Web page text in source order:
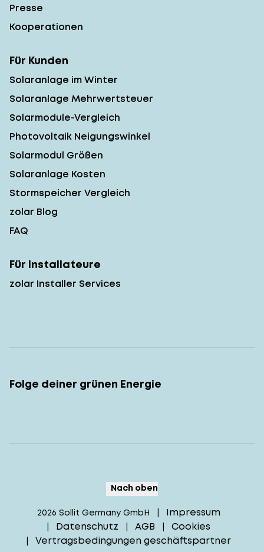
Presse
Kooperationen
Für Kunden
Solaranlage im Winter
Solaranlage Mehrwertsteuer
Solarmodule-Vergleich
Photovoltaik Neigungswinkel
Solarmodul Größen
Solaranlage Kosten
Stormspeicher Vergleich
zolar Blog
FAQ
Für Installateure
zolar Installer Services
Folge deiner grünen Energie
Nach oben
2026 Sollit Germany GmbH | Impressum
| Datenschutz | AGB | Cookies
| Vertragsbedingungen geschäftspartner